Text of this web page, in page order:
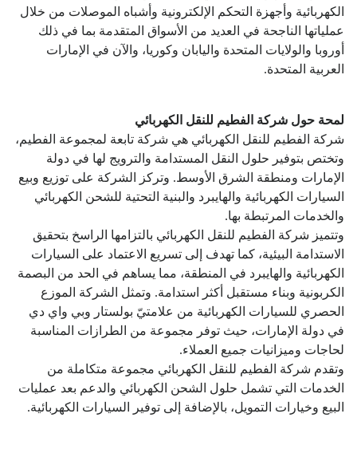
الكهربائية وأجهزة التحكم الإلكترونية وأشباه الموصلات من خلال
عملياتها الناجحة في العديد من الأسواق المتقدمة بما في ذلك
أوروبا والولايات المتحدة واليابان وكوريا، والآن في الإمارات
العربية المتحدة.
لمحة حول شركة الفطيم للنقل الكهربائي
شركة الفطيم للنقل الكهربائي هي شركة تابعة لمجموعة الفطيم،
وتختص بتوفير حلول النقل المستدامة والترويج لها في دولة
الإمارات ومنطقة الشرق الأوسط. وتركز الشركة على توزيع وبيع
السيارات الكهربائية والهايبرد والبنية التحتية للشحن الكهربائي
والخدمات المرتبطة بها.
وتتميز شركة الفطيم للنقل الكهربائي بالتزامها الراسخ بتحقيق
الاستدامة البيئية، كما تهدف إلى تسريع الاعتماد على السيارات
الكهربائية والهايبرد في المنطقة، مما يساهم في الحد من البصمة
الكربونية وبناء مستقبل أكثر استدامة. وتمثل الشركة الموزع
الحصري للسيارات الكهربائية من علامتيّ بولستار وبي واي دي
في دولة الإمارات، حيث توفر مجموعة من الطرازات المناسبة
لحاجات وميزانيات جميع العملاء.
وتقدم شركة الفطيم للنقل الكهربائي مجموعة متكاملة من
الخدمات التي تشمل حلول الشحن الكهربائي والدعم بعد عمليات
البيع وخيارات التمويل، بالإضافة إلى توفير السيارات الكهربائية.